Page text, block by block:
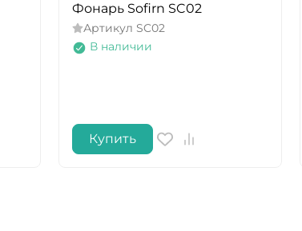
Фонарь Sofirn SC02
Артикул SC02
В наличии
Купить